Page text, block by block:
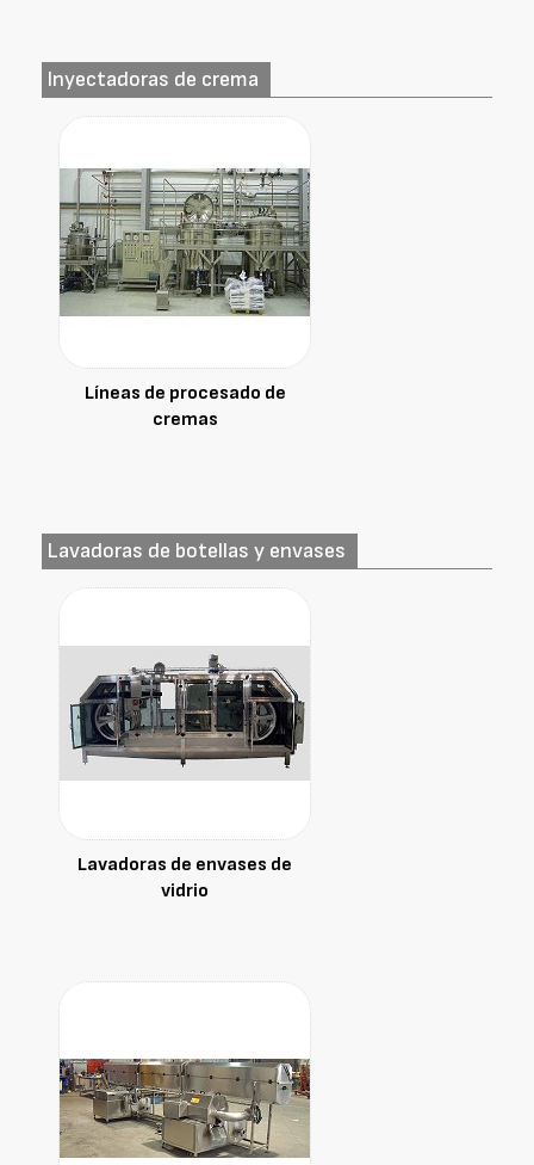
Inyectadoras de crema
Líneas de procesado de
cremas
Lavadoras de botellas y envases
Lavadoras de envases de
vidrio